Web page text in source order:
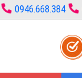
0946.668.384